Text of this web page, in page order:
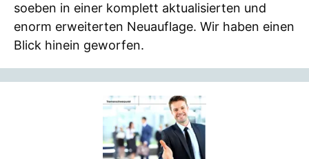
soeben in einer komplett aktualisierten und
enorm erweiterten Neuauflage. Wir haben einen
Blick hinein geworfen.